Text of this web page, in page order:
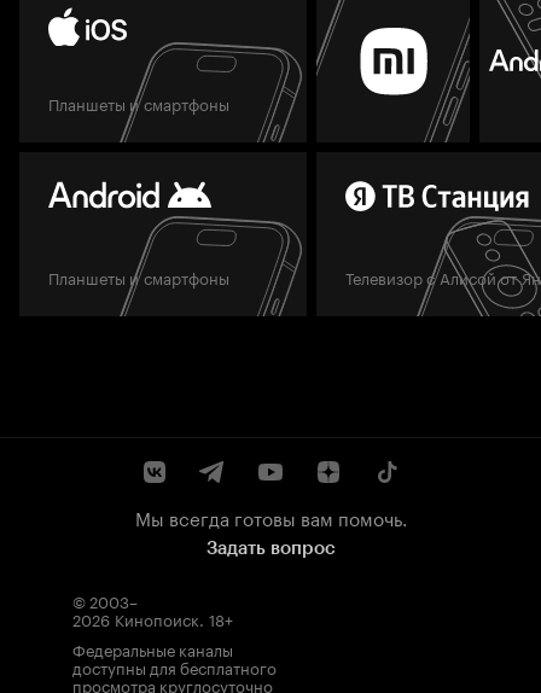
Планшеты и смартфоны
Планшеты и смартфоны Телевизор с Алисой от
Мы всегда готовы вам помочь.
Задать вопрос
© 2003–
2026 Кинопоиск. 18+
Федеральные каналы
доступны для бесплатного
просмотра круглосуточно